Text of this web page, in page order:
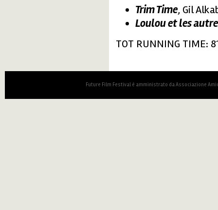
Trim Time, Gil
Loulou et les
TOT RUNNING TIME:
Future Film Festival è amministrato da Associazione